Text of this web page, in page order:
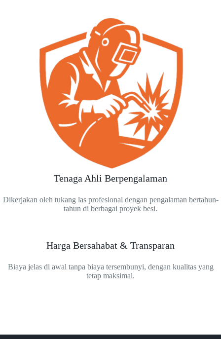
Tenaga Ahli Berpengalaman
Dikerjakan oleh tukang las profesional dengan pengalaman bertahun-
tahun di berbagai proyek besi.
Harga Bersahabat & Transparan
Biaya jelas di awal tanpa biaya tersembunyi, dengan kualitas yang
tetap maksimal.